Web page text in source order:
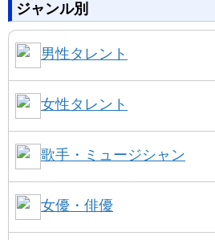
ジャンル別
男性タレント
女性タレント
歌手・ミュージシャン
女優・俳優